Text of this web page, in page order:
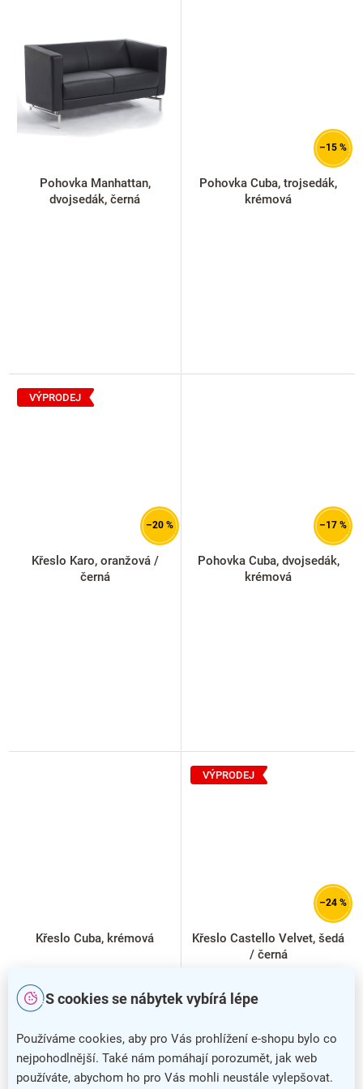
S cookies se nábytek vybírá lépe
Používáme cookies, aby pro Vás prohlížení e-shopu bylo co
nejpohodlnější. Také nám pomáhají porozumět, jak web
používáte, abychom ho pro Vás mohli neustále vylepšovat.
Pohovka Manhattan,
dvojsedák, černá
–15 %
Pohovka Cuba, trojsedák,
krémová
VÝPRODEJ
–20 %
Křeslo Karo, oranžová /
černá
–17 %
Pohovka Cuba, dvojsedák,
krémová
Křeslo Cuba, krémová
VÝPRODEJ
–24 %
Křeslo Castello Velvet, šedá
/ černá